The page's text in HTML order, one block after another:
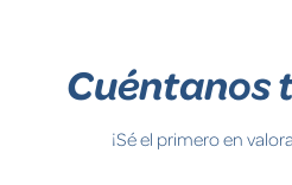
Cuéntanos
¡Sé el primero en